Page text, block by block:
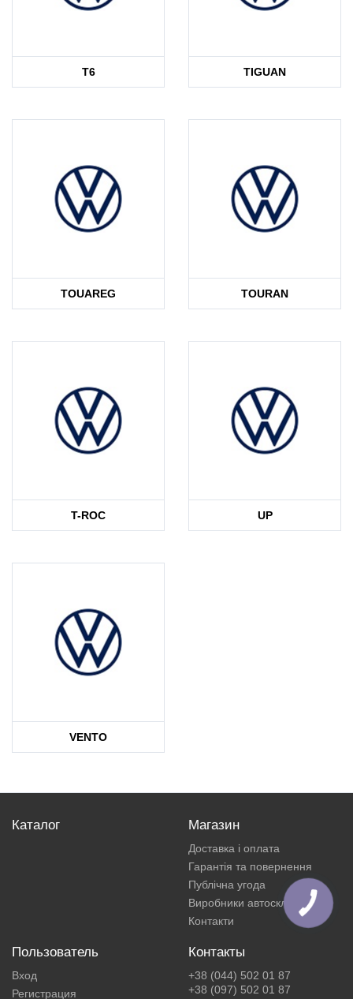
T6 TIGUAN
TOUAREG TOURAN
T-ROC UP
VENTO
Каталог Магазин
Доставка і оплата
Гарантія та повернення
Публічна угода
Виробники автоскла
Контакти
Пользователь
Вход
Регистрация
Контакты
+38 (044) 502 01 87
+38 (097) 502 01 87